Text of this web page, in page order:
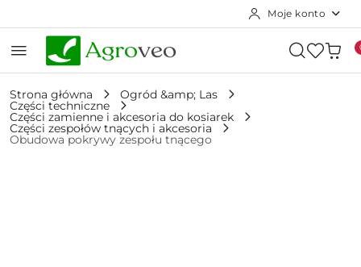
Moje konto
Strona główna Ogród &amp; Las
Części techniczne
Części zamienne i akcesoria do kosiarek
Części zespołów tnących i akcesoria
Obudowa pokrywy zespołu tnącego